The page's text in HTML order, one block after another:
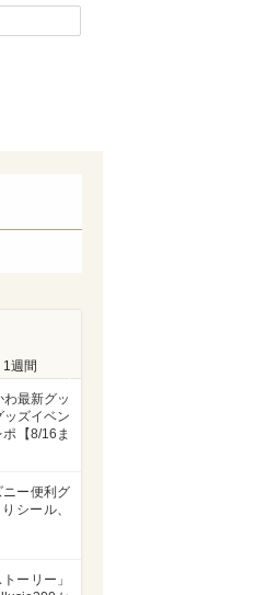
1週間
わ最新グッ
ッズイベン
【8/16ま
ニー便利グ
シール、
ーリー」